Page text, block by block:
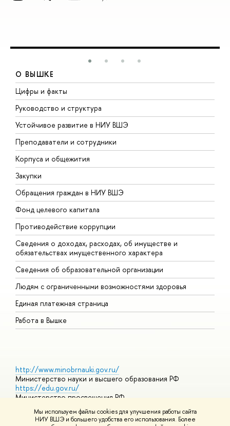
Мы используем файлы cookies для улучшения работы сайта
НИУ ВШЭ и большего удобства его использования. Более
О ВЫШКЕ
Цифры и факты
Руководство и структура
Устойчивое развитие в НИУ ВШЭ
Преподаватели и сотрудники
Корпуса и общежития
Закупки
Обращения граждан в НИУ ВШЭ
Фонд целевого капитала
Противодействие коррупции
Сведения о доходах, расходах, об имуществе и
обязательствах имущественного характера
Сведения об образовательной организации
Людям с ограниченными возможностями здоровья
Единая платежная страница
Работа в Вышке
http://www.minobrnauki.gov.ru/
Министерство науки и высшего образования РФ
https://edu.gov.ru/
Министерство просвещения РФ
Массовые открытые онлайн-курсы